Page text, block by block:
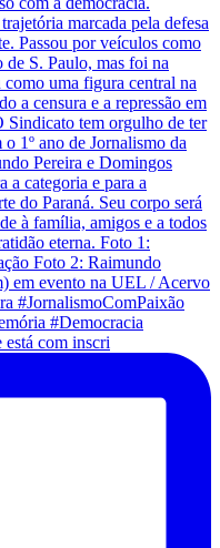
com inscri